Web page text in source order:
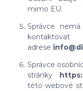
mimo EU.
Správce
adrese
Správce
stránky
této webové